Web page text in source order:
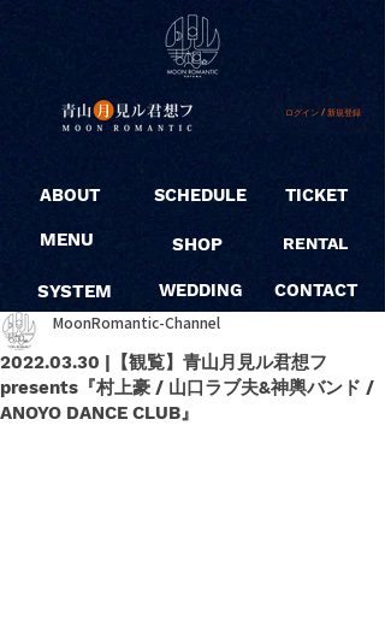
ログイン / 新規登録
ABOUT
MENU
SYSTEM
SCHEDULE
SHOP
WEDDING
TICKET
RENTAL
CONTACT
2022.03.30 |【観覧】青山月見ル君想フ
presents『村上豪 / 山口ラブ夫&神輿バンド /
ANOYO DANCE CLUB』
MoonRomantic-Channel